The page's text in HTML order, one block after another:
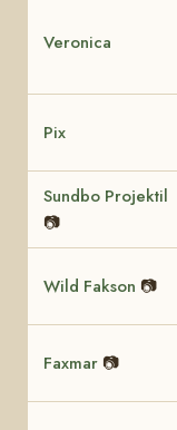
Veronica
Pix
Sundbo Projektil
📷
Wild Fakson 📷
Faxmar 📷